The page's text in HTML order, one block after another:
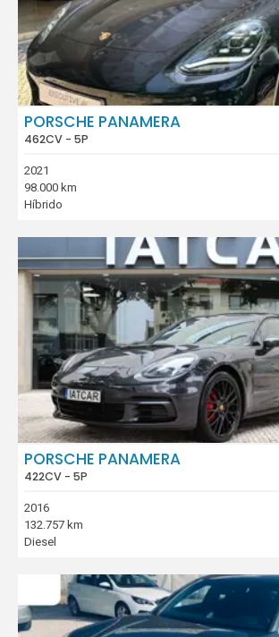
PORSCHE PANAMERA
462CV - 5P
2021
98.000 km
Híbrido
PORSCHE PANAMERA
422CV - 5P
2016
132.757 km
Diesel